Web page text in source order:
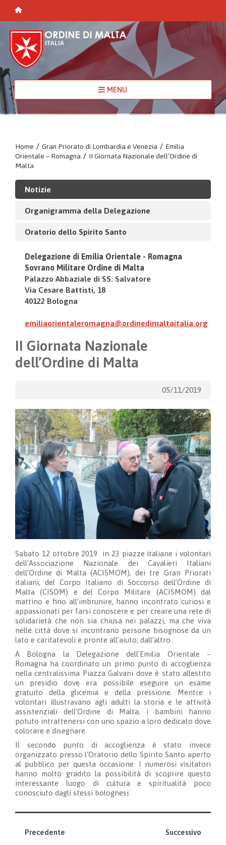
MENU
Home / Gran Priorato di Lombardia e Venezia / Emilia
Orientale – Romagna / II Giornata Nazionale dell’Ordine di
Malta
Notizie
Organigramma della Delegazione
Oratorio dello Spirito Santo
Delegazione di Emilia Orientale - Romagna
Sovrano Militare Ordine di Malta
Palazzo Abbaziale di SS. Salvatore
Via Cesare Battisti, 18
40122 Bologna
emiliaorientaleromagna@ordinedimaltaitalia.org
II Giornata Nazionale
dell’Ordine di Malta
05/11/2019
Sabato 12 ottobre 2019 in 23 piazze italiane i volontari
dell’Associazione Nazionale dei Cavalieri Italiani
dell’Ordine di Malta (ACISMOM), dei tre Gran Priorati
italiani, del Corpo Italiano di Soccorso dell’Ordine di
Malta (CISOM) e del Corpo Militare (ACISMOM) dal
mattino e fino all’imbrunire, hanno incontrato curiosi e
appassionati per farsi conoscere e per creare una rete di
solidarietà che non sia chiusa nei palazzi, ma che viva
nelle città dove si incontrano persone bisognose da un
lato e caritatevoli e pronte all’aiuto, dall’altro.
A Bologna la Delegazione dell’Emilia Orientale –
Romagna ha coordinato un primo punto di accoglienza
nella centralissima Piazza Galvani dove è stato allestito
un presidio dove era possibile eseguire un esame
gratuito della glicemia e della pressione. Mentre i
volontari illustravano agli adulti la storia e le attività
assistenziali dell’Ordine di Malta, i bambini hanno
potuto intrattenersi con uno spazio a loro dedicato dove
colorare e disegnare.
Il secondo punto di accoglienza è stato invece
organizzato presso l’Oratorio dello Spirito Santo aperto
al pubblico per questa occasione. I numerosi visitatori
hanno molto gradito la possibilità di scoprire questo
interessante luogo di cultura e spiritualità poco
conosciuto dagli stessi bolognesi.
Precedente Successivo